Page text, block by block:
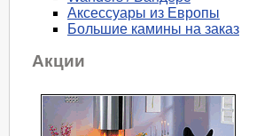
Аксессуары из Европы
Большие камины на заказ
Акции